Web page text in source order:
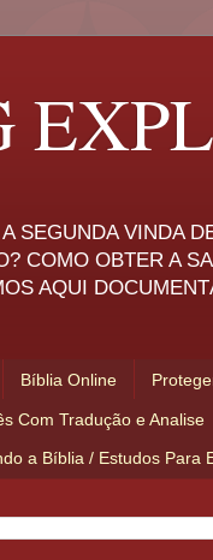
SEGUNDA VINDA
COMO OBTER A
AQUI
Bíblia Online
Com Tradução e Analise
a Bíblia / Estudos Para